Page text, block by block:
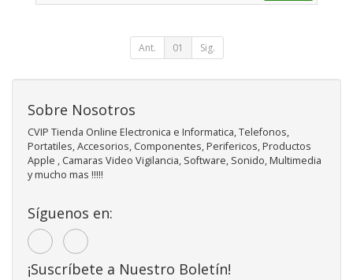
Ant. 01 Sig.
Sobre Nosotros
CVIP Tienda Online Electronica e Informatica, Telefonos,
Portatiles, Accesorios, Componentes, Perifericos, Productos
Apple , Camaras Video Vigilancia, Software, Sonido, Multimedia
y mucho mas !!!!!
Síguenos en:
¡Suscríbete a Nuestro Boletín!